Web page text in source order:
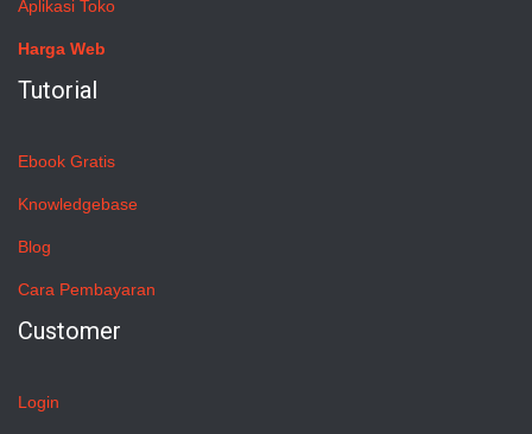
Aplikasi Toko
Harga Web
Tutorial
Ebook Gratis
Knowledgebase
Blog
Cara Pembayaran
Customer
Login